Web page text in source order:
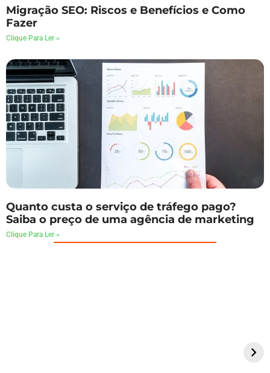
Migração SEO: Riscos e Benefícios e Como
Fazer
Clique Para Ler »
Quanto custa o serviço de tráfego pago?
Saiba o preço de uma agência de marketing
Clique Para Ler »